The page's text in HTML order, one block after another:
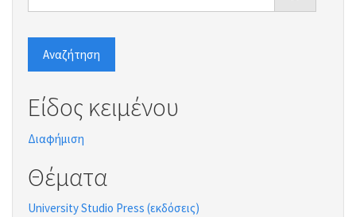
Αναζήτηση
Είδος κειμένου
Διαφήμιση
Θέματα
University Studio Press (εκδόσεις)